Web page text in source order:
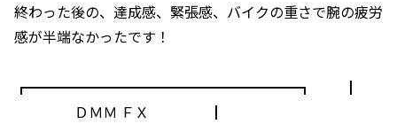
終わった後の、達成感、緊張感、バイクの重さで腕の疲労
感が半端なかったです！
┏━━━━━━━━━━━━━━━━━━━┓ ┃
ＤＭＭ ＦＸ ┃